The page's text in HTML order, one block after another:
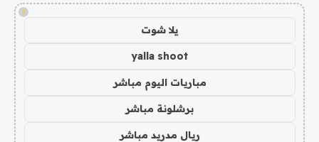
!
يلا شوت
yalla shoot
مباريات اليوم مباشر
برشلونة مباشر
ريال مدريد مباشر